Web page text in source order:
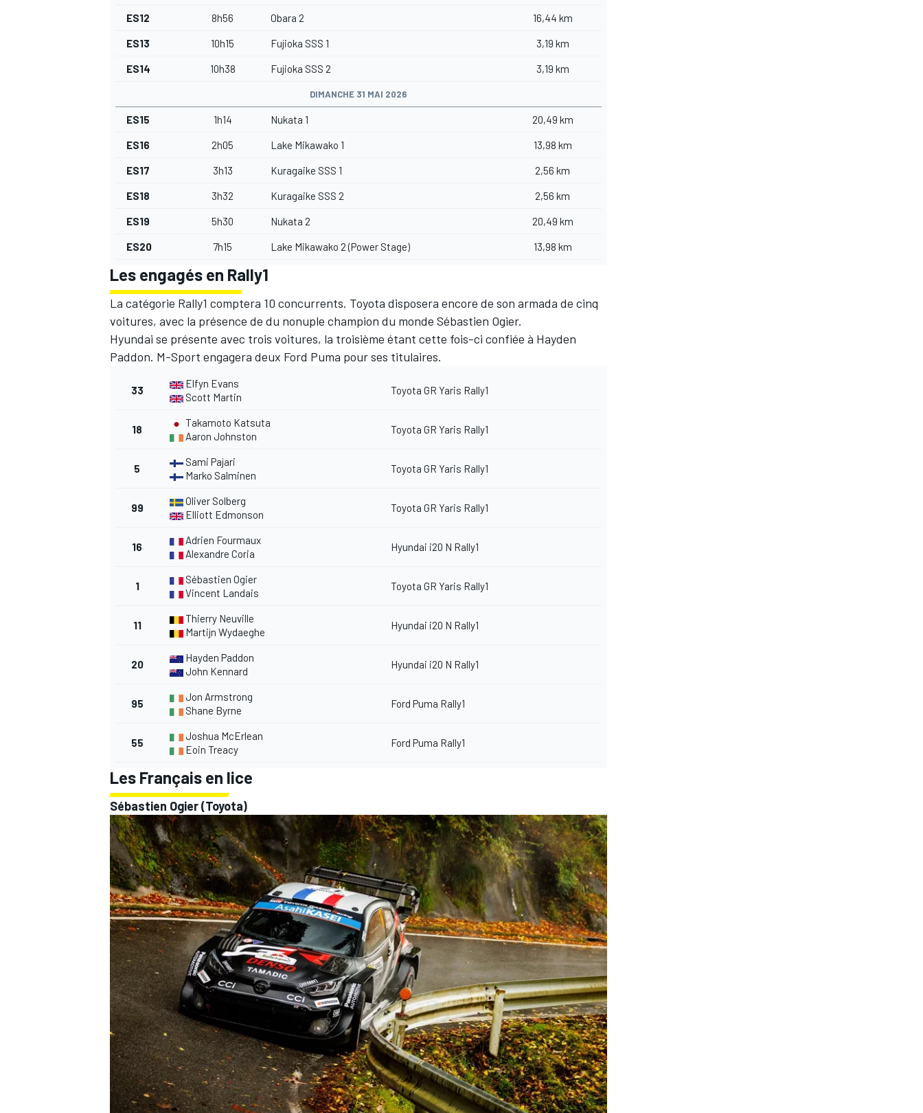
AUTRES CHAMPIONNATS
ES12 8h56 Obara 2 16,44 km
ES13 10h15 Fujioka SSS 1 3,19 km
ES14 10h38 Fujioka SSS 2 3,19 km
DIMANCHE 31 MAI 2026
ES15 1h14 Nukata 1 20,49 km
ES16 2h05 Lake Mikawako 1 13,98 km
ES17 3h13 Kuragaike SSS 1 2,56 km
ES18 3h32 Kuragaike SSS 2 2,56 km
ES19 5h30 Nukata 2 20,49 km
ES20 7h15 Lake Mikawako 2 (Power Stage) 13,98 km
Les engagés en Rally1
La catégorie Rally1 comptera 10 concurrents. Toyota disposera encore de son armada de cinq
voitures, avec la présence de du nonuple champion du monde Sébastien Ogier.
Hyundai se présente avec trois voitures, la troisième étant cette fois-ci confiée à Hayden
Paddon. M-Sport engagera deux Ford Puma pour ses titulaires.
33
Elfyn Evans
Scott Martin
Toyota GR Yaris Rally1
18
Takamoto Katsuta
Aaron Johnston
Toyota GR Yaris Rally1
5
Sami Pajari
Marko Salminen
Toyota GR Yaris Rally1
99
Oliver Solberg
Elliott Edmonson
Toyota GR Yaris Rally1
16
Adrien Fourmaux
Alexandre Coria
Hyundai i20 N Rally1
1
Sébastien Ogier
Vincent Landais
Toyota GR Yaris Rally1
11
Thierry Neuville
Martijn Wydaeghe
Hyundai i20 N Rally1
20
Hayden Paddon
John Kennard
Hyundai i20 N Rally1
95
Jon Armstrong
Shane Byrne
Ford Puma Rally1
55
Joshua McErlean
Eoin Treacy
Ford Puma Rally1
Les Français en lice
Sébastien Ogier (Toyota)